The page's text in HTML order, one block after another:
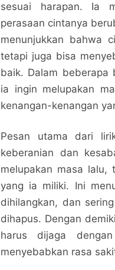
sesuai harapan. Ia
perasaan cintanya
menunjukkan bahwa
tetapi juga bisa
baik. Dalam beberapa
ia ingin melupakan
kenangan-kenangan
Pesan utama dari
keberanian dan
melupakan masa lalu,
yang ia miliki. Ini
dihilangkan, dan
dihapus. Dengan
harus dijaga
menyebabkan rasa